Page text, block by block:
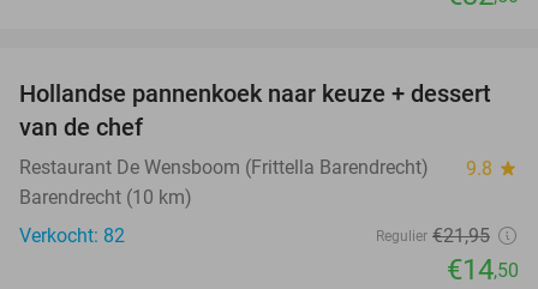
34%
Hollandse pannenkoek naar keuze + dessert
van de chef
Restaurant De Wensboom (Frittella Barendrecht) 9.8 star
Barendrecht (10 km)
Verkocht: 82
Regulier €21,95
€14,50